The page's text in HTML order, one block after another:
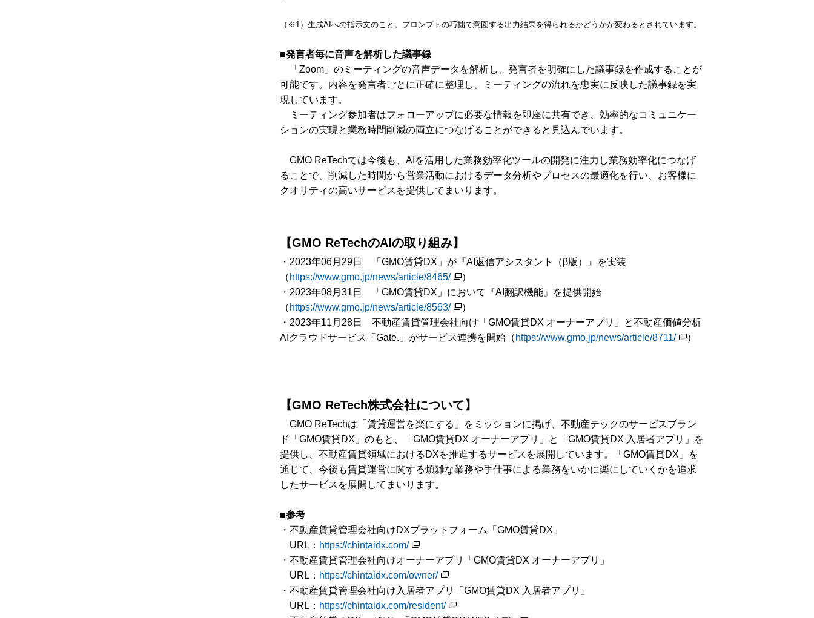
（※1）生成AIへの指示文のこと。プロンプトの巧拙で意図する出力結果を得られるかどうかが変わるとされています。
■発言者毎に音声を解析した議事録
「Zoom」のミーティングの音声データを解析し、発言者を明確にした議事録を作成することが
可能です。内容を発言者ごとに正確に整理し、ミーティングの流れを忠実に反映した議事録を実
現しています。
ミーティング参加者はフォローアップに必要な情報を即座に共有でき、効率的なコミュニケー
ションの実現と業務時間削減の両立につなげることができると見込んでいます。
GMO ReTechでは今後も、AIを活用した業務効率化ツールの開発に注力し業務効率化につなげ
ることで、削減した時間から営業活動におけるデータ分析やプロセスの最適化を行い、お客様に
クオリティの高いサービスを提供してまいります。
【GMO ReTechのAIの取り組み】
・2023年06月29日 「GMO賃貸DX」が『AI返信アシスタント（β版）』を実装
（ https://www.gmo.jp/news/article/8465/
）
・2023年08月31日 「GMO賃貸DX」において『AI翻訳機能』を提供開始
（ https://www.gmo.jp/news/article/8563/
）
・2023年11月28日 不動産賃貸管理会社向け「GMO賃貸DX オーナーアプリ」と不動産価値分析
AIクラウドサービス「Gate.」がサービス連携を開始（ https://www.gmo.jp/news/article/8711/ ）
【GMO ReTech株式会社について】
GMO ReTechは「賃貸運営を楽にする」をミッションに掲げ、不動産テックのサービスブラン
ド「GMO賃貸DX」のもと、「GMO賃貸DX オーナーアプリ」と「GMO賃貸DX 入居者アプリ」を
提供し、不動産賃貸領域におけるDXを推進するサービスを展開しています。「GMO賃貸DX」を
通じて、今後も賃貸運営に関する煩雑な業務や手仕事による業務をいかに楽にしていくかを追求
したサービスを展開してまいります。
■参考
・不動産賃貸管理会社向けDXプラットフォーム「GMO賃貸DX」
URL： https://chintaidx.com/
・不動産賃貸管理会社向けオーナーアプリ「GMO賃貸DX オーナーアプリ」
URL： https://chintaidx.com/owner/
・不動産賃貸管理会社向け入居者アプリ「GMO賃貸DX 入居者アプリ」
URL： https://chintaidx.com/resident/